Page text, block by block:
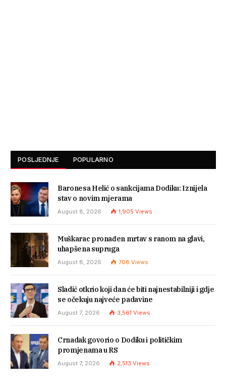
POSLJEDNJE POPULARNO
Baronesa Helić o sankcijama Dodiku: Iznijela
stav o novim mjerama
August 8, 2026 1,905 Views
Muškarac pronađen mrtav s ranom na glavi,
uhapšena supruga
August 8, 2026 708 Views
Sladić otkrio koji dan će biti najnestabilniji i gdje
se očekuju najveće padavine
August 7, 2026 3,561 Views
Crnadak govorio o Dodiku i političkim
promjenama u RS
August 7, 2026 2,513 Views